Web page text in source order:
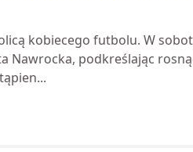
kobiecego futbolu. W
Nawrocka, podkreślając